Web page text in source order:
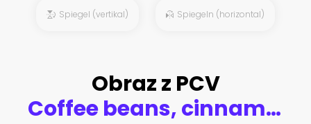
Spiegel (vertikal) Spiegeln (horizontal)
Obraz z PCV
Coffee beans, cinnamon sticks and star anise